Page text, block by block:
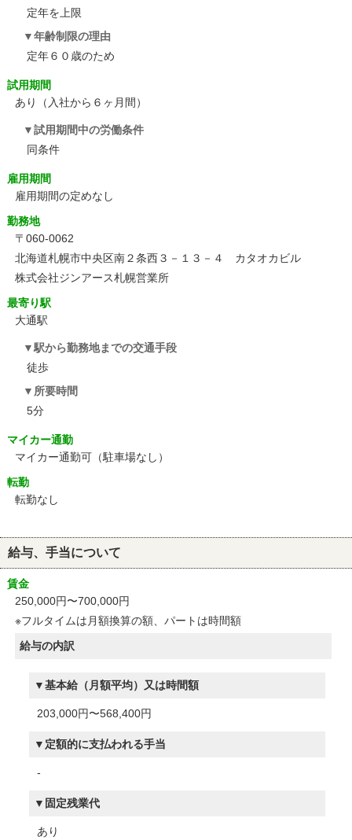
定年を上限
年齢制限の理由
定年６０歳のため
試用期間
あり（入社から６ヶ月間）
試用期間中の労働条件
同条件
雇用期間
雇用期間の定めなし
勤務地
〒060-0062
北海道札幌市中央区南２条西３－１３－４ カタオカビル
株式会社ジンアース札幌営業所
最寄り駅
大通駅
駅から勤務地までの交通手段
徒歩
所要時間
5分
マイカー通勤
マイカー通勤可（駐車場なし）
転勤
転勤なし
給与、手当について
賃金
250,000円〜700,000円
※フルタイムは月額換算の額、パートは時間額
給与の内訳
基本給（月額平均）又は時間額
203,000円〜568,400円
定額的に支払われる手当
-
固定残業代
あり